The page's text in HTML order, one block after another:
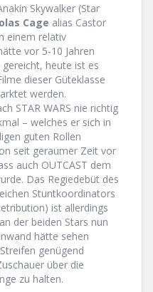
Skywalker (Star
Cage alias Castor
einem relativ
vor 5-10 Jahren
heute ist es
dieser Güteklasse
werden.
STAR WARS nie richtig
– welches er sich in
guten Rollen
seit geraumer Zeit vor
auch OUTCAST dem
Das Regiedebüt des
Stuntkoordinators
ist allerdings
der beiden Stars nun
hätte sehen
genügend
über die
zu halten.